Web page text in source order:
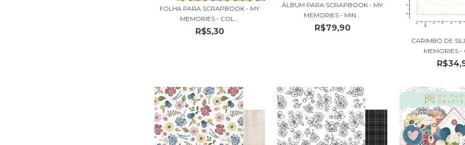
FOLHA PARA SCRAPBOOK - MY
MEMORIES - COL...
R$5,30
ÁLBUM PARA SCRAPBOOK - MY
MEMORIES - MIN...
R$79,90
CARIMBO DE
MEMORIES -